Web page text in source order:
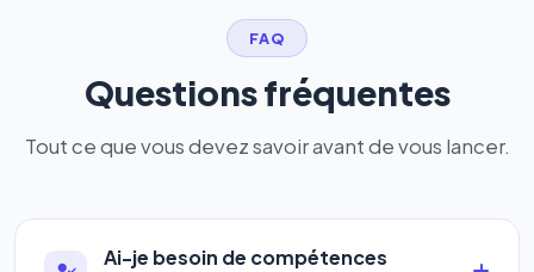
FAQ
Questions fréquentes
Tout ce que vous devez savoir avant de vous lancer.
Ai-je besoin de compétences